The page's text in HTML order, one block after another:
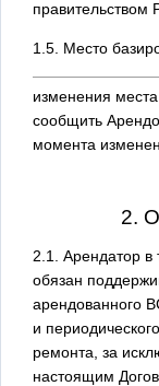
правительством
1.5. Место
изменения
сообщить
момента
2.
2.1. Арендатор в
обязан
арендованного
и
ремонта, за
настоящим